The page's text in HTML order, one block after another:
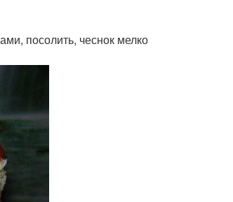
посолить, чеснок мелко